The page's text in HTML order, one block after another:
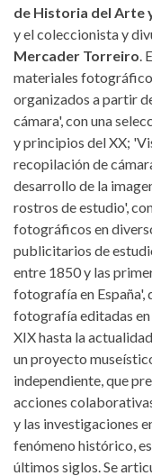
de Historia del Arte
y el coleccionista y
Mercader Torreiro .
materiales
organizados a partir
cámara', con una
y principios del XX;
recopilación de
desarrollo de la
rostros de estudio',
fotográficos en
publicitarios de
entre 1850 y las
fotografía en España',
fotografía editadas en
XIX hasta la
un proyecto
independiente, que
acciones
y las investigaciones
fenómeno histórico,
últimos siglos. Se